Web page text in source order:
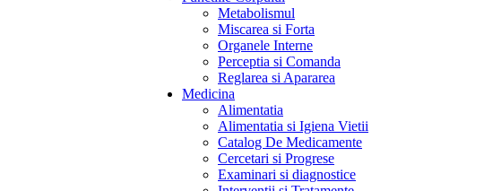
Metabolismul
Miscarea si Forta
Organele Interne
Perceptia si Comanda
Reglarea si Apararea
Medicina
Alimentatia
Alimentatia si Igiena Vietii
Catalog De Medicamente
Cercetari si Progrese
Examinari si diagnostice